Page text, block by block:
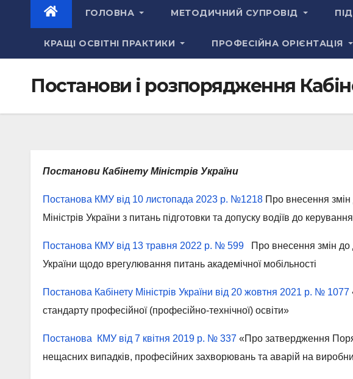
ГОЛОВНА МЕТОДИЧНИЙ СУПРОВІД
КРАЩІ ОСВІТНІ ПРАКТИКИ ПРОФЕСІЙНА ОРІЄНТАЦІЯ
Постанови і розпорядження
Постанови Кабінету Міністрів України
Постанова КМУ від 10 листопада 2023 р. №1218 Про внесення змін
Міністрів України з питань підготовки та допуску водіїв до
Постанова КМУ від 13 травня 2022 р. № 599
Про внесення змін до
України щодо врегулювання питань академічної мобільності
Постанова Кабінету Міністрів України від 20 жовтня 2021 р. № 1077
стандарту професійної (професійно-технічної) освіти»
Постанова КМУ від 7 квітня 2019 р. № 337 «Про затвердження
нещасних випадків, професійних захворювань та аварій на